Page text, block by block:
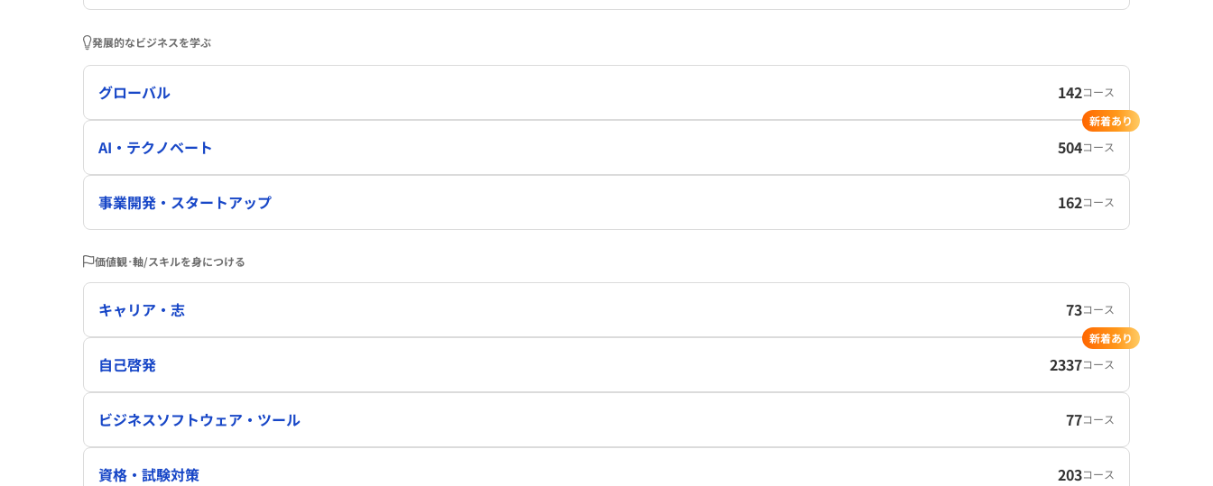
発展的なビジネスを学ぶ
グローバル 142コース
AI・テクノベート 504コース
新着あり
事業開発・スタートアップ 162コース
価値観･軸/スキルを身につける
キャリア・志 73コース
自己啓発 2337コース
新着あり
ビジネスソフトウェア・ツール 77コース
資格・試験対策 203コース